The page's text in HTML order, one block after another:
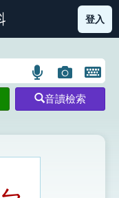
部首索引表圖示
登入
語
言
搜
示
圖
片
搜
開
鍵
圖
音讀檢索